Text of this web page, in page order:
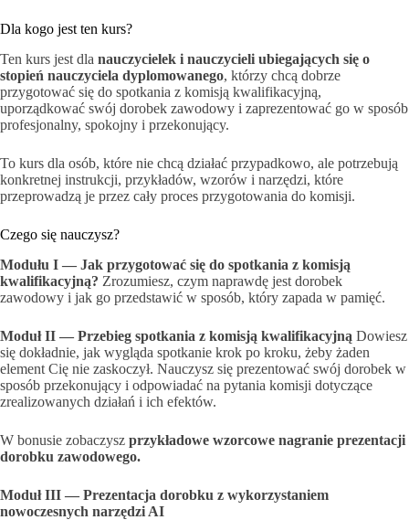
Dla kogo jest ten kurs?
Ten kurs jest dla nauczycielek i nauczycieli ubiegających się o
stopień nauczyciela dyplomowanego, którzy chcą dobrze
przygotować się do spotkania z komisją kwalifikacyjną,
uporządkować swój dorobek zawodowy i zaprezentować go w sposób
profesjonalny, spokojny i przekonujący.
To kurs dla osób, które nie chcą działać przypadkowo, ale potrzebują
konkretnej instrukcji, przykładów, wzorów i narzędzi, które
przeprowadzą je przez cały proces przygotowania do komisji.
Czego się nauczysz?
Modułu I — Jak przygotować się do spotkania z komisją
kwalifikacyjną? Zrozumiesz, czym naprawdę jest dorobek
zawodowy i jak go przedstawić w sposób, który zapada w pamięć.
Moduł II — Przebieg spotkania z komisją kwalifikacyjną Dowiesz
się dokładnie, jak wygląda spotkanie krok po kroku, żeby żaden
element Cię nie zaskoczył. Nauczysz się prezentować swój dorobek w
sposób przekonujący i odpowiadać na pytania komisji dotyczące
zrealizowanych działań i ich efektów.
W bonusie zobaczysz przykładowe wzorcowe nagranie prezentacji
dorobku zawodowego.
Moduł III — Prezentacja dorobku z wykorzystaniem
nowoczesnych narzędzi AI